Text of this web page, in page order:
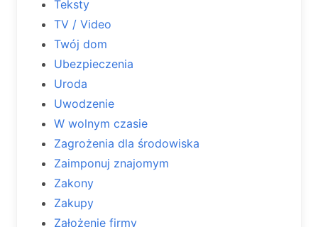
Teksty
TV / Video
Twój dom
Ubezpieczenia
Uroda
Uwodzenie
W wolnym czasie
Zagrożenia dla środowiska
Zaimponuj znajomym
Zakony
Zakupy
Założenie firmy